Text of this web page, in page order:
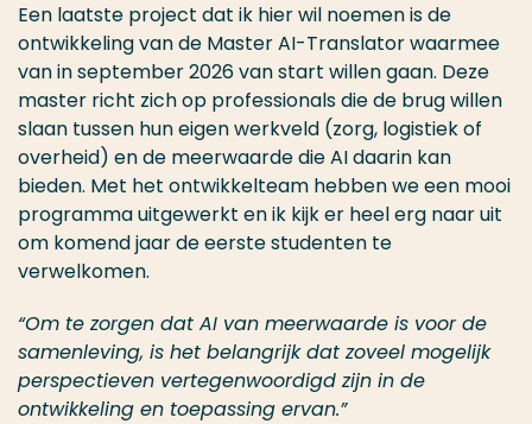
Een laatste project dat ik hier wil noemen is de
ontwikkeling van de Master AI-Translator waarmee
van in september 2026 van start willen gaan. Deze
master richt zich op professionals die de brug willen
slaan tussen hun eigen werkveld (zorg, logistiek of
overheid) en de meerwaarde die AI daarin kan
bieden. Met het ontwikkelteam hebben we een mooi
programma uitgewerkt en ik kijk er heel erg naar uit
om komend jaar de eerste studenten te
verwelkomen.
“Om te zorgen dat AI van meerwaarde is voor de
samenleving, is het belangrijk dat zoveel mogelijk
perspectieven vertegenwoordigd zijn in de
ontwikkeling en toepassing ervan.”